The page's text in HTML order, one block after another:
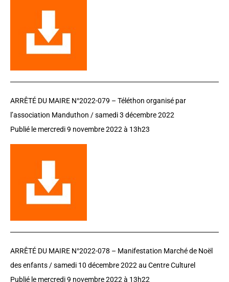
ARRÊTÉ DU MAIRE N°2022-079 – Téléthon organisé par
l’association Manduthon / samedi 3 décembre 2022
Publié le mercredi 9 novembre 2022 à 13h23
ARRÊTÉ DU MAIRE N°2022-078 – Manifestation Marché de Noël
des enfants / samedi 10 décembre 2022 au Centre Culturel
Publié le mercredi 9 novembre 2022 à 13h22